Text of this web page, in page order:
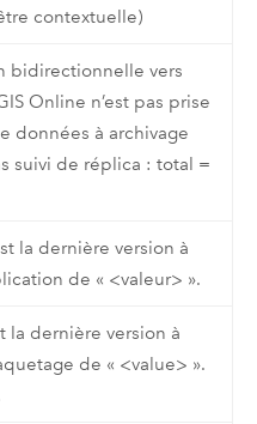
contextuelle)
bidirectionnelle vers
Online n’est pas prise
données à archivage
suivi de réplica : total =
la dernière version à
de « <valeur> ».
la dernière version à
de « <value> ».